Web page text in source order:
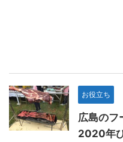
お役立ち
広島のフ
2020年